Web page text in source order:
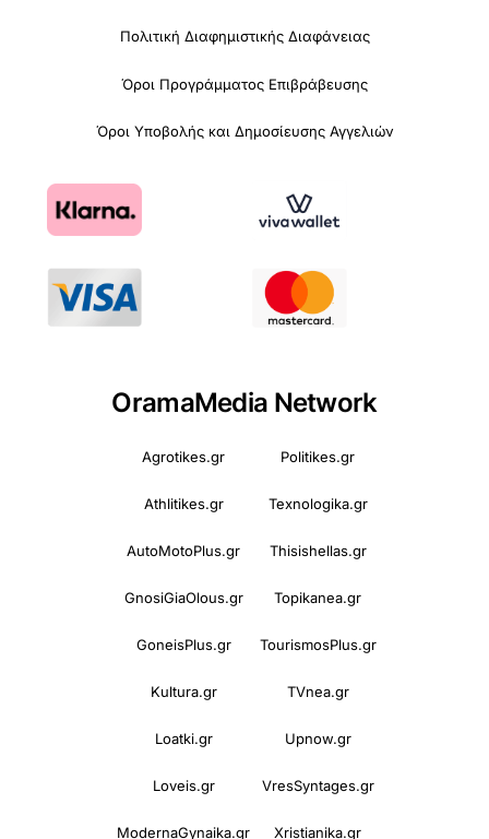
Πολιτική Διαφημιστικής Διαφάνειας
Όροι Προγράμματος Επιβράβευσης
Όροι Υποβολής και Δημοσίευσης Αγγελιών
OramaMedia Network
Agrotikes.gr Politikes.gr
Athlitikes.gr Texnologika.gr
AutoMotoPlus.gr Thisishellas.gr
GnosiGiaOlous.gr Topikanea.gr
GoneisPlus.gr TourismosPlus.gr
Kultura.gr TVnea.gr
Loatki.gr Upnow.gr
Loveis.gr VresSyntages.gr
ModernaGynaika.gr Xristianika.gr